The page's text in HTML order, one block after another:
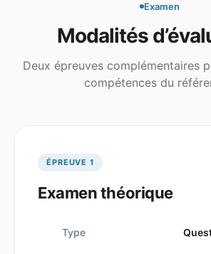
Examen
Modalités
Deux épreuves complémentaires
compétences du
ÉPREUVE 1
Examen théorique
Type